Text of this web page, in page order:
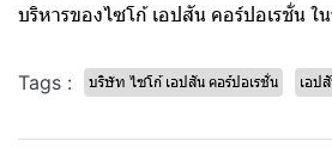
บริหารของไซโก้ เอปสัน คอร์ปอเรชั่น ใ
Tags : บริษัท ไซโก้ เอปสัน คอร์ปอเรชั่น เอป